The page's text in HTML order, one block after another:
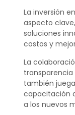
La inversión
aspecto
soluciones
costos y
La
también
capacitación
a los nuevos